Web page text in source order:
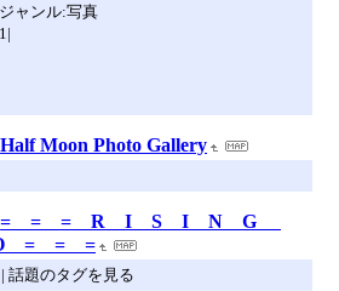
ャンル:写真
Half Moon Photo Gallery
= = = R I S I N G
= = =
話題のタグを見る